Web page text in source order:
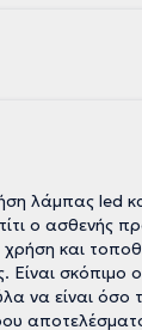
λάμπας led
ο ασθενής
και
σκόπιμο